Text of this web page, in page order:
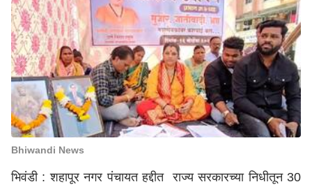
Bhiwandi News
भिवंडी : शहापूर नगर पंचायत हद्दीत राज्य सरकारच्या निधीतून 30